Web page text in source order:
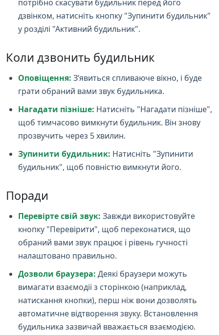
потрібно скасувати будильник перед його
дзвінком, натисніть кнопку "Зупинити будильник"
у розділі "Активний будильник".
Коли дзвонить будильник
Оповіщення: З’явиться спливаюче вікно, і буде
грати обраний вами звук будильника.
Нагадати пізніше: Натисніть "Нагадати пізніше",
щоб тимчасово вимкнути будильник. Він знову
прозвучить через 5 хвилин.
Зупинити будильник: Натисніть "Зупинити
будильник", щоб повністю вимкнути його.
Поради
Перевірте свій звук: Завжди використовуйте
кнопку "Перевірити", щоб переконатися, що
обраний вами звук працює і рівень гучності
налаштовано правильно.
Дозволи браузера: Деякі браузери можуть
вимагати взаємодії з сторінкою (наприклад,
натискання кнопки), перш ніж вони дозволять
автоматичне відтворення звуку. Встановлення
будильника зазвичай вважається взаємодією.